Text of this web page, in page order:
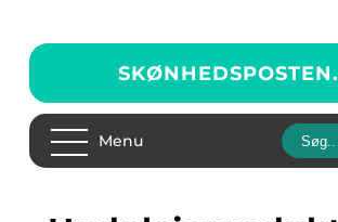
SKØNHEDSPOSTEN.
Menu